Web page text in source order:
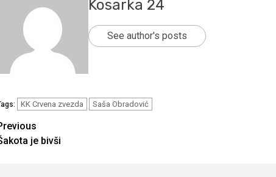
Kosarka 24
See author's posts
KK Crvena zvezda Saša Obradović
je bivši